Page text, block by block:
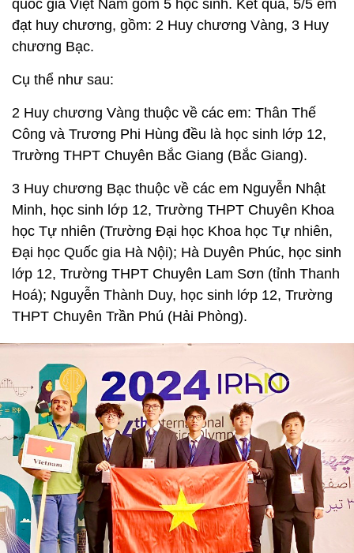
quốc gia Việt Nam gồm 5 học sinh. Kết quả, 5/5 em
đạt huy chương, gồm: 2 Huy chương Vàng, 3 Huy
chương Bạc.
Cụ thể như sau:
2 Huy chương Vàng thuộc về các em: Thân Thế
Công và Trương Phi Hùng đều là học sinh lớp 12,
Trường THPT Chuyên Bắc Giang (Bắc Giang).
3 Huy chương Bạc thuộc về các em Nguyễn Nhật
Minh, học sinh lớp 12, Trường THPT Chuyên Khoa
học Tự nhiên (Trường Đại học Khoa học Tự nhiên,
Đại học Quốc gia Hà Nội); Hà Duyên Phúc, học sinh
lớp 12, Trường THPT Chuyên Lam Sơn (tỉnh Thanh
Hoá); Nguyễn Thành Duy, học sinh lớp 12, Trường
THPT Chuyên Trần Phú (Hải Phòng).